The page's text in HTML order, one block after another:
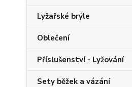
Lyžařské brýle
Oblečení
Příslušenství - Lyžování
Sety běžek a vázání